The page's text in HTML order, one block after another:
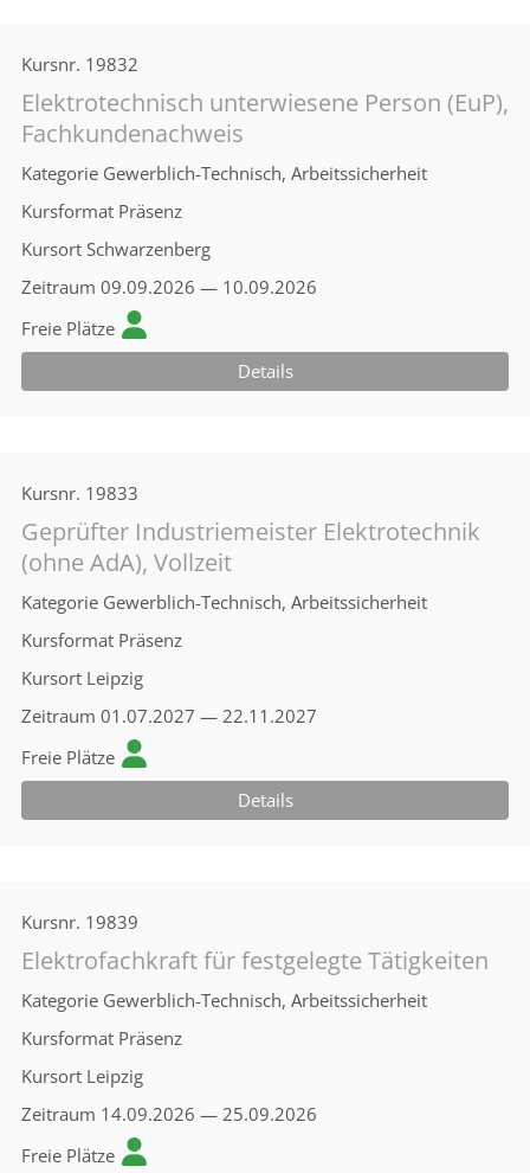
Kursnr. 19832
Elektrotechnisch unterwiesene Person (EuP),
Fachkundenachweis
Kategorie Gewerblich-Technisch, Arbeitssicherheit
Kursformat Präsenz
Kursort Schwarzenberg
Zeitraum 09.09.2026 — 10.09.2026
Freie Plätze
Details
Kursnr. 19833
Geprüfter Industriemeister Elektrotechnik
(ohne AdA), Vollzeit
Kategorie Gewerblich-Technisch, Arbeitssicherheit
Kursformat Präsenz
Kursort Leipzig
Zeitraum 01.07.2027 — 22.11.2027
Freie Plätze
Details
Kursnr. 19839
Elektrofachkraft für festgelegte Tätigkeiten
Kategorie Gewerblich-Technisch, Arbeitssicherheit
Kursformat Präsenz
Kursort Leipzig
Zeitraum 14.09.2026 — 25.09.2026
Freie Plätze